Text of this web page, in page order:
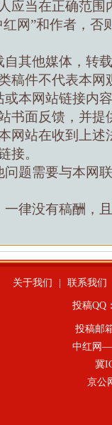
应当在正确范围
网”和作者，否
其他媒体，转
稿件不代表本网
本网站链接内
书面反馈，并提
网站在收到上述
接。
题需要与本网
律没有稿酬，
关于我们 联系我们
投稿QQ
投稿邮
中红网—
冀
京公